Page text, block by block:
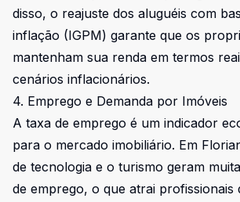
disso, o reajuste dos aluguéis com
inflação (IGPM) garante que os
mantenham sua renda em termos
cenários inflacionários.
4. Emprego e Demanda por Imóveis
A taxa de emprego é um indicador
para o mercado imobiliário. Em
de tecnologia e o turismo geram
de emprego, o que atrai profissionais